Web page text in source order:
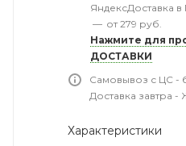
ЯндексДоставка
— от 279 руб.
Нажмите для
ДОСТАВКИ
Самовывоз с ЦС -
Доставка завтра
Характеристики